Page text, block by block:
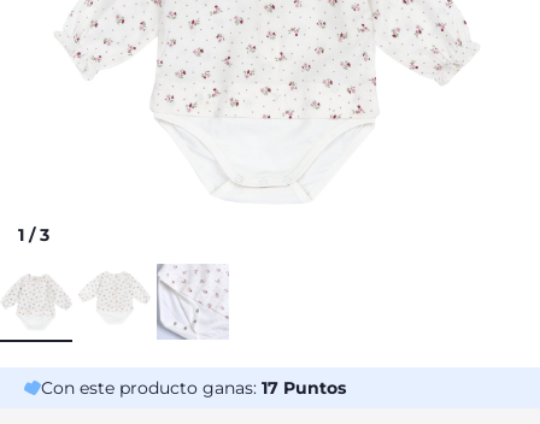
1 /3
Con este producto ganas: 17 Puntos